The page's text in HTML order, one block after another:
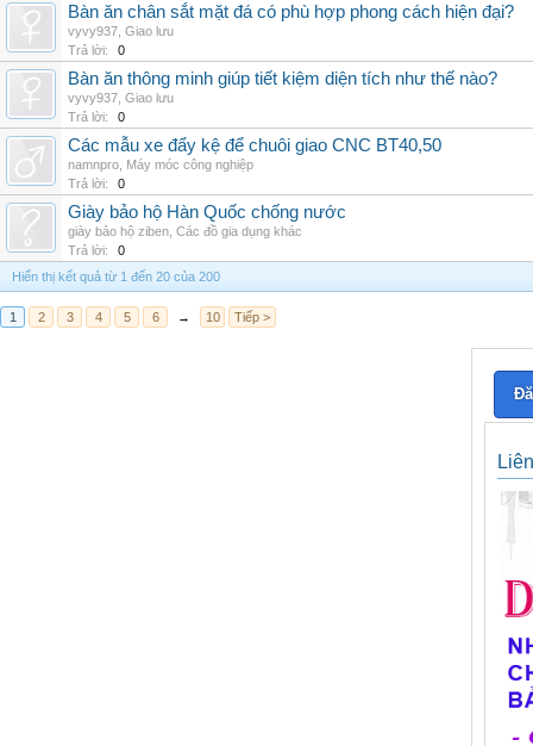
Bàn ăn chân sắt mặt đá có phù hợp phong cách hiện đại?
vyvy937 Giao lưu
Trả lời:
0
Bàn ăn thông minh giúp tiết kiệm diện tích như thế nào?
vyvy937 Giao lưu
Trả lời:
0
Các mẫu xe đẩy kệ để chuôi giao CNC BT40,50
namnpro Máy móc công nghiệp
Trả lời:
0
Giày bảo hộ Hàn Quốc chống nước
giày bảo hộ ziben Các đồ gia dụng khác
Trả lời:
0
Hiển thị kết quả từ 1 đến 20 của 200
1 2 3 4 5 6 → 10 Tiếp >